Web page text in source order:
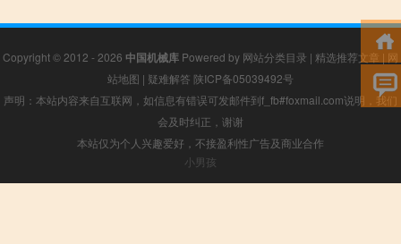
Copyright © 2012 - 2026 中国机械库 Powered by 网站分类目录 | 精选推荐文章 | 网
站地图 | 疑难解答 陕ICP备05039492号
声明：本站内容来自互联网，如信息有错误可发邮件到f_fb#foxmail.com说明，我们
会及时纠正，谢谢
本站仅为个人兴趣爱好，不接盈利性广告及商业合作
小男孩